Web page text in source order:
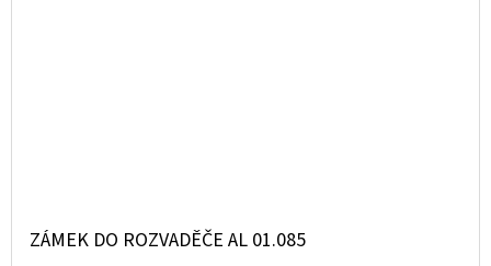
ZÁMEK DO ROZVADĚČE AL 01.085